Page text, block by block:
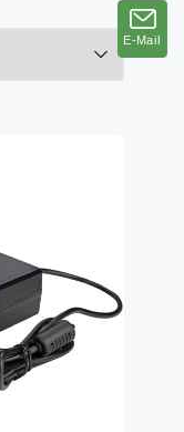
E-Mail
E-Mail